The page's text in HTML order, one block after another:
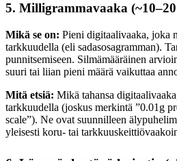
5. Milligrammavaaka
Mikä se on: Pieni digitaalivaaka, joka
tarkkuudella (eli sadasosagramman).
punnitsemiseen. Silmämääräinen
suuri tai liian pieni määrä vaikuttaa
Mitä etsiä: Mikä tahansa
tarkkuudella (joskus merkintä ”0.01g
scale”). Ne ovat suunnilleen
yleisesti koru- tai